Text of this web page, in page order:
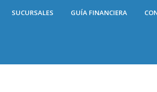
SUCURSALES GUÍA FINANCIERA